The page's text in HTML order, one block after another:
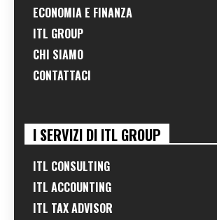
ECONOMIA E FINANZA
ITL GROUP
CHI SIAMO
CONTATTACI
I SERVIZI DI ITL GROUP
ITL CONSULTING
ITL ACCOUNTING
ITL TAX ADVISOR